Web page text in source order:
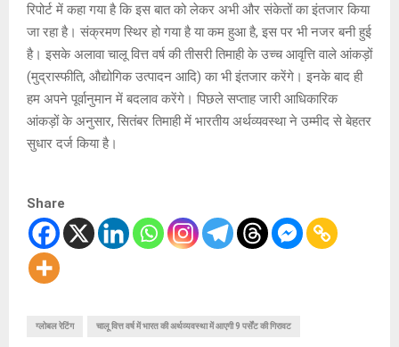
रिपोर्ट में कहा गया है कि इस बात को लेकर अभी और संकेतों का इंतजार किया
जा रहा है। संक्रमण स्थिर हो गया है या कम हुआ है, इस पर भी नजर बनी हुई
है। इसके अलावा चालू वित्त वर्ष की तीसरी तिमाही के उच्च आवृत्ति वाले आंकड़ों
(मुद्रास्फीति, औद्योगिक उत्पादन आदि) का भी इंतजार करेंगे। इनके बाद ही
हम अपने पूर्वानुमान में बदलाव करेंगे। पिछले सप्ताह जारी आधिकारिक
आंकड़ों के अनुसार, सितंबर तिमाही में भारतीय अर्थव्यवस्था ने उम्मीद से बेहतर
सुधार दर्ज किया है।
Share
ग्लोबल रेटिंग चालू वित्त वर्ष में भारत की अर्थव्यवस्था में आएगी 9 पर्सेंट की गिरावट